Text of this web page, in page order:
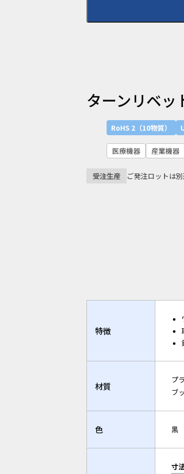
RoHS
RoHS 2（10
業界 半導体
ターンリベッ
RoHS 2（10物質）
医療機器 産業機器
受注生産 ご発注ロットは
特徴
材質
プ
ブ
色 黒
寸